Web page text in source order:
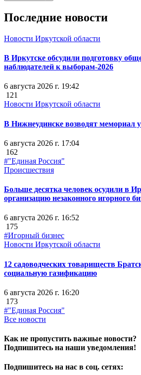
Последние новости
Новости Иркутской области
В Иркутске обсудили подготовку
наблюдателей к выборам-2026
6 августа 2026 г. 19:42
121
Новости Иркутской области
В Нижнеудинске возводят мемориал
6 августа 2026 г. 17:04
162
#"Единая Россия"
Происшествия
Больше десятка человек осудили в
организацию незаконного игорного
6 августа 2026 г. 16:52
175
#Игорный бизнес
Новости Иркутской области
12 садоводческих товариществ
социальную газификацию
6 августа 2026 г. 16:20
173
#"Единая Россия"
Все новости
Как не пропустить важные новости?
Подпишитесь на наши уведомления!
Подпишитесь на нас в соц. сетях: